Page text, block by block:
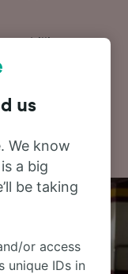
billige
mer
der du kan se
om hvor du
us
We know
a big
be taking
or access
unique IDs in